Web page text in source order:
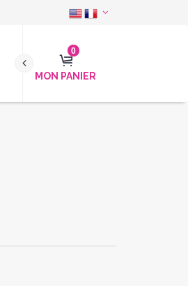
0
MON PANIER